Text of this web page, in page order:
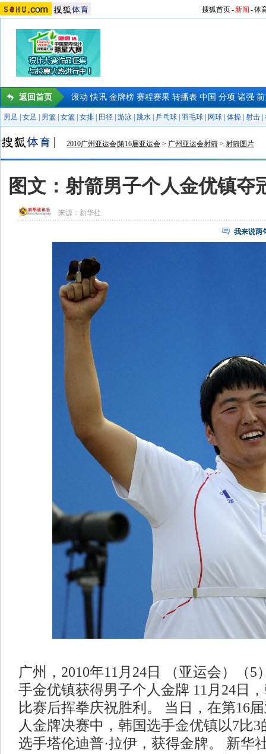
搜狐首页-新闻 -体
返回首页 滚动 快讯 金牌榜 赛程赛果 转播表 中国 分项 诸强
男足 女足 男篮 女篮 女排 田径 游泳 跳水 乒乓球 羽毛球 网球 体操 射击
2010广州亚运会|第16届亚运会 > 广州亚运会射箭 > 射箭图片
图文：射箭男子个人金优镇夺
来源： 新华社
我来说两
广州，2010年11月24日 （亚运会）（
手金优镇获得男子个人金牌 11月24日
比赛后挥拳庆祝胜利。 当日，在第16
人金牌决赛中，韩国选手金优镇以7比
选手塔伦迪普·拉伊，获得金牌。 新华